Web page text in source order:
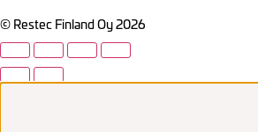
© Restec Finland Oy 2026